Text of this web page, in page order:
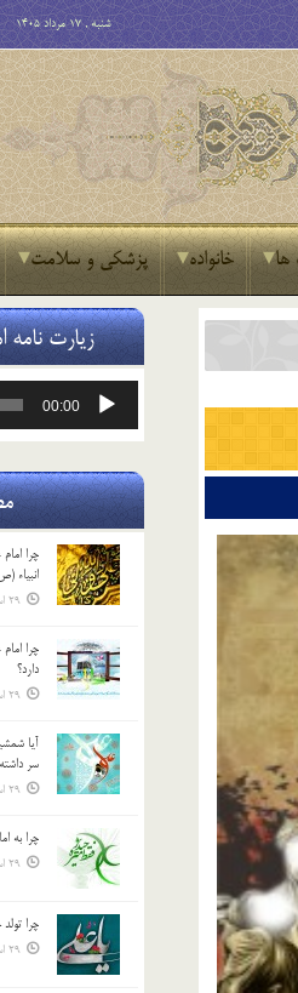
شنبه , 17 مرداد 1405
خانواده پزشکی و سلامت
زیارت نامه
پخش‌کننده
00:00
چرا
انبیاء
29 اسفند 03
چرا
دارد؟
29 اسفند 03
آیا
سر
29 اسفند 03
چرا به
29 اسفند 03
چرا
29 اسفند 03